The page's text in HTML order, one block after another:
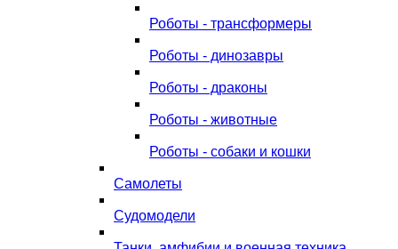
Роботы - трансформеры
Роботы - динозавры
Роботы - драконы
Роботы - животные
Роботы - собаки и кошки
Самолеты
Судомодели